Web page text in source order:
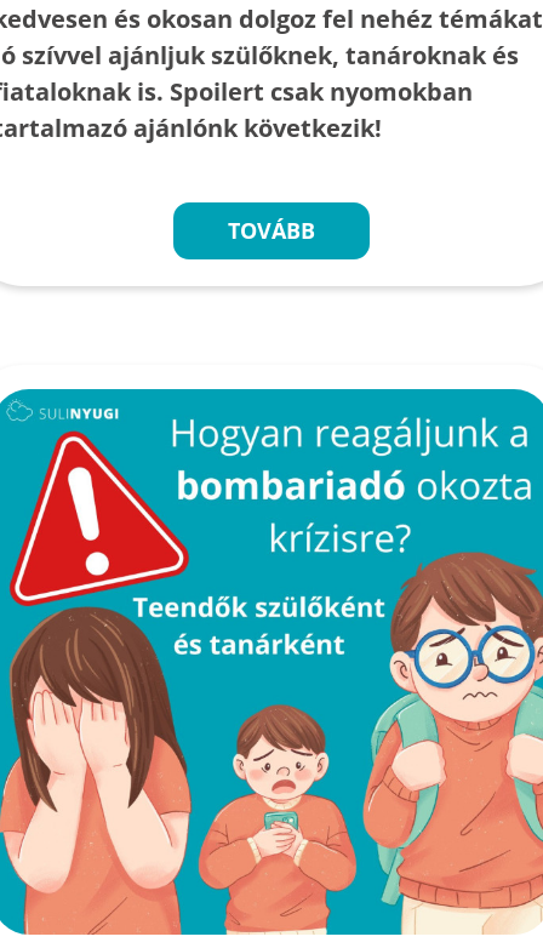
és okosan dolgoz fel nehéz
szívvel ajánljuk szülőknek, tanároknak és
is. Spoilert csak nyomokban
ajánlónk következik!
TOVÁBB